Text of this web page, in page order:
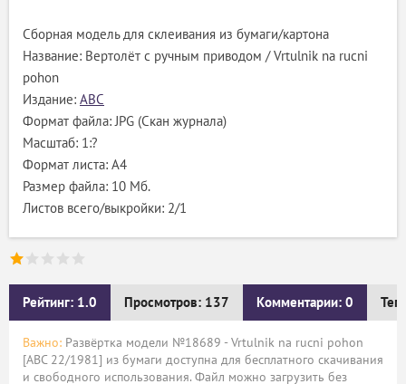
Сборная модель для склеивания из бумаги/картона
Название: Вертолёт с ручным приводом / Vrtulnik na rucni
pohon
Издание: ABC
Формат файла: JPG (Скан журнала)
Масштаб: 1:?
Формат листа: А4
Размер файла: 10 Мб.
Листов всего/выкройки: 2/1
Рейтинг: 1.0 Просмотров: 137 Комментарии: 0
Важно: Развёртка модели №18689 - Vrtulnik na rucni pohon
[ABC 22/1981] из бумаги доступна для бесплатного скачивания
и свободного использования. Файл можно загрузить без